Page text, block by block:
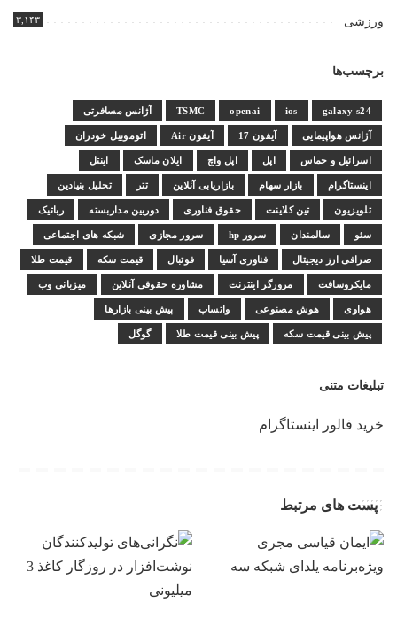
ورزشی ۳,۱۴۳
برچسب‌ها
galaxy s24
ios
openai
TSMC آژانس مسافرتی
آژانس هواپیمایی آیفون 17 آیفون Air اتوموبیل خودران
اسرائیل و حماس اپل اپل واچ ایلان ماسک اینتل
اینستاگرام بازار سهام بازاریابی آنلاین تتر تحلیل بنیادین
تلویزیون تین کلاینت حقوق فناوری دوربین مداربسته رباتیک
سئو سالمندان سرور hp سرور مجازی شبکه های اجتماعی
صرافی ارز دیجیتال فناوری آسیا فوتبال قیمت سکه قیمت طلا
مایکروسافت مرورگر اینترنت مشاوره حقوقی آنلاین میزبانی وب
هواوی هوش مصنوعی واتساپ پیش بینی بازارها
پیش بینی قیمت سکه پیش بینی قیمت طلا گوگل
تبلیغات متنی
خرید فالور اینستاگرام
پست های مرتبط